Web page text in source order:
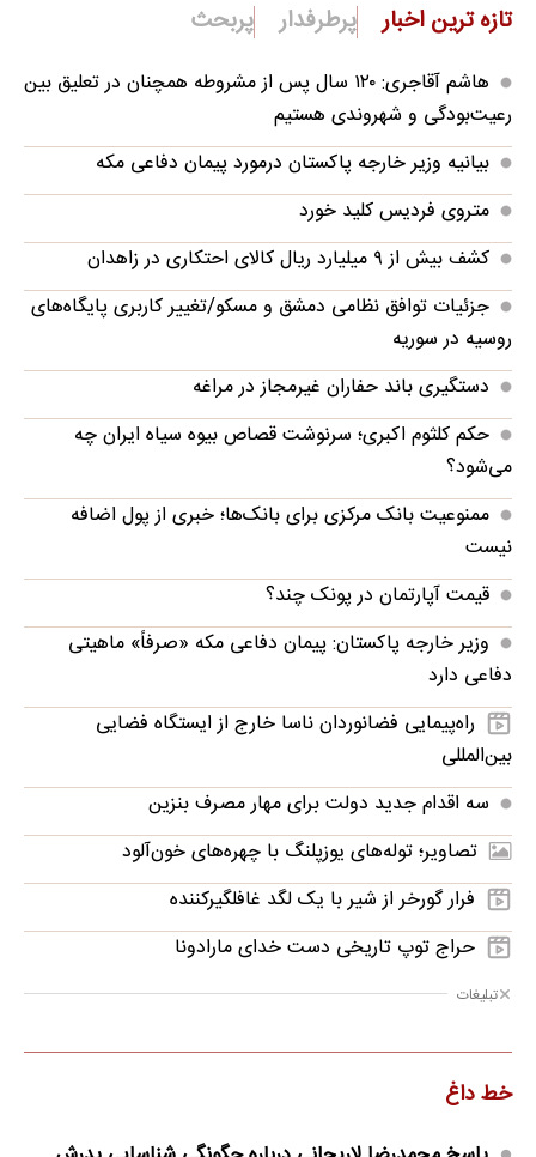
تازه ترین اخبار پرطرفدار پربحث
هاشم آقاجری: ۱۲۰ سال پس از مشروطه همچنان در تعلیق بین
رعیت‌بودگی و شهروندی هستیم
بیانیه وزیر خارجه پاکستان درمورد پیمان دفاعی مکه
متروی فردیس کلید خورد
کشف بیش از ۹ میلیارد ریال کالای احتکاری در زاهدان
جزئیات توافق نظامی دمشق و مسکو/تغییر کاربری پایگاه‌های
روسیه در سوریه
دستگیری باند حفاران غیرمجاز در مراغه
حکم کلثوم اکبری؛ سرنوشت قصاص بیوه سیاه ایران چه
می‌شود؟
ممنوعیت بانک مرکزی برای بانک‌ها؛ خبری از پول اضافه
نیست
قیمت آپارتمان در پونک چند؟
وزیر خارجه پاکستان: پیمان دفاعی مکه «صرفاً» ماهیتی
دفاعی دارد
راه‌پیمایی فضانوردان ناسا خارج از ایستگاه فضایی
بین‌المللی
سه اقدام جدید دولت برای مهار مصرف بنزین
تصاویر؛ توله‌های یوزپلنگ با چهره‌های خون‌آلود
فرار گورخر از شیر با یک لگد غافلگیرکننده
حراج توپ تاریخی دست خدای مارادونا
تبلیغات
خط داغ